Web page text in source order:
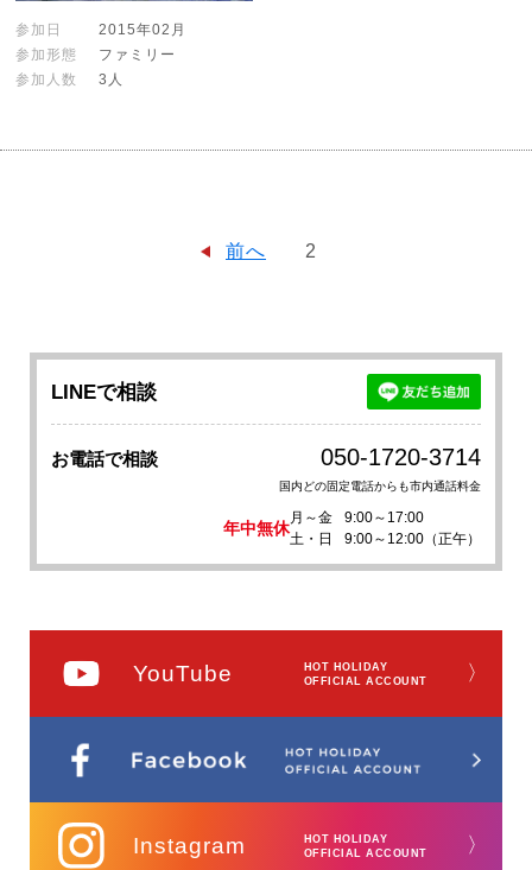
参加日
2015年02月
参加形態
ファミリー
参加人数
3人
前へ 2
LINEで相談
お電話で相談 050-1720-3714
国内どの固定電話からも市内通話料金
年中無休
月～金
9:00～17:00
土・日
9:00～12:00（正午）
YouTube
HOT HOLIDAY
OFFICIAL ACCOUNT
〉
Instagram
HOT HOLIDAY
OFFICIAL ACCOUNT
〉